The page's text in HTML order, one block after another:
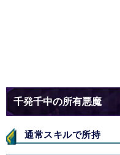
千発千中の所有悪魔
通常スキルで所持